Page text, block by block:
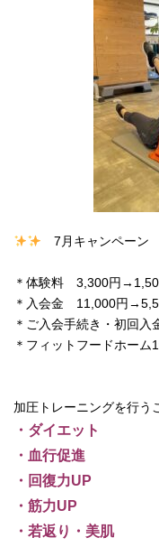
7月キャンペーン
＊体験料 3,300円
＊入会金 11,000円
＊ご入会手続き・初回入
＊フィットフードホーム
加圧トレーニングを行う
・ダイエット
・血行促進
・回復力UP
・筋力UP
・若返り・美肌